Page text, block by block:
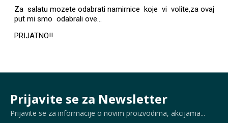
Za salatu mozete odabrati namirnice koje vi volite,za ovaj
put mi smo odabrali ove...
PRIJATNO!!
Prijavite se za Newsletter
Prijavite se za informacije o novim proizvodima, akcijama...